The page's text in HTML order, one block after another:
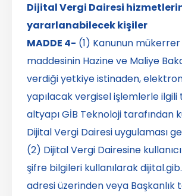
Dijital Vergi Dairesi
yararlanabilecek kişiler
MADDE 4- (1) Kanunun
maddesinin Hazine ve Maliye
verdiği yetkiye istinaden,
yapılacak vergisel işlemlerle ilgili
altyapı GİB Teknoloji tarafından
Dijital Vergi Dairesi uygulaması
(2) Dijital Vergi Dairesine
şifre bilgileri kullanılarak
adresi üzerinden veya Başkanlık